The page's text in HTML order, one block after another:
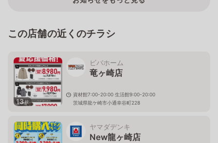
この店舗の近くのチラシ
13枚
ビバホーム
竜ヶ崎店
資材館7:00-20:00 生活館9:00-20:00
茨城県龍ケ崎市小通幸谷町228
ヤマダデンキ
New龍ヶ崎店